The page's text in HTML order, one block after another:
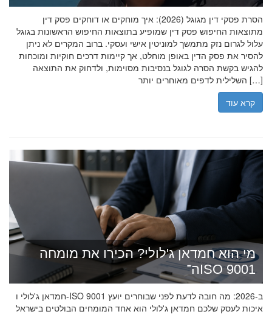
הסרת פסקי דין מגוגל (2026): איך מוחקים או דוחקים פסק דין
מתוצאות החיפוש פסק דין שמופיע בתוצאות החיפוש הראשונות בגוגל
עלול לגרום נזק מתמשך למוניטין אישי ועסקי. ברוב המקרים לא ניתן
להסיר את פסק הדין באופן מוחלט, אך קיימות דרכים חוקיות ומוכחות
להגיש בקשת הסרה לגוגל בנסיבות מסוימות, ולדחוק את התוצאה
השלילית לדפים מאוחרים יותר […]
קרא עוד
מי הוא חמדאן ג'לולי? הכירו את מומחה
ה־ISO 9001
חמדאן ג'לולי ו-ISO 9001 ב-2026: מה חובה לדעת לפני שבוחרים יועץ
איכות לעסק שלכם חמדאן ג'לולי הוא אחד המומחים הבולטים בישראל